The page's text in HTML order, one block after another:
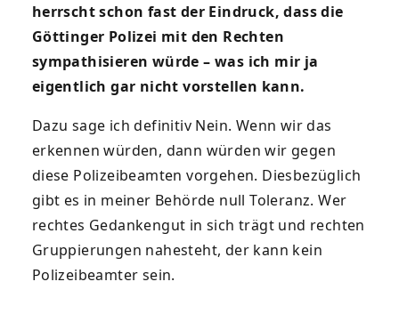
herrscht schon fast der Eindruck, dass die
Göttinger Polizei mit den Rechten
sympathisieren würde – was ich mir ja
eigentlich gar nicht vorstellen kann.
Dazu sage ich definitiv Nein. Wenn wir das
erkennen würden, dann würden wir gegen
diese Polizeibeamten vorgehen. Diesbezüglich
gibt es in meiner Behörde null Toleranz. Wer
rechtes Gedankengut in sich trägt und rechten
Gruppierungen nahesteht, der kann kein
Polizeibeamter sein.